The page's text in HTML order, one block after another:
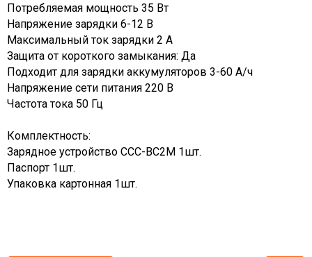
Потребляемая мощность 35 Вт
Напряжение зарядки 6-12 В
Максимальный ток зарядки 2 А
Защита от короткого замыкания: Да
Подходит для зарядки аккумуляторов 3-60 А/ч
Напряжение сети питания 220 В
Частота тока 50 Гц
Комплектность:
Зарядное устройство ССС-BC2M 1шт.
Паспорт 1шт.
Упаковка картонная 1шт.